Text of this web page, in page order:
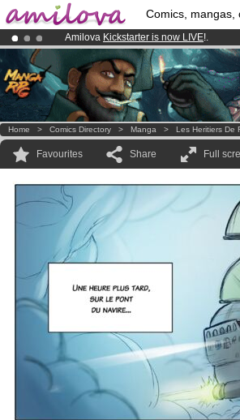
Comics, mangas,
Amilova Kickstarter is now LIVE!.
Already 100000membersand 1000
Premium membership from3.95 euros
Home > Comics Directory > Manga > Les Heritiers De
Favourites Share Full